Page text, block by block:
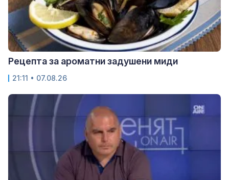
Рецепта за ароматни задушени миди
21:11 • 07.08.26